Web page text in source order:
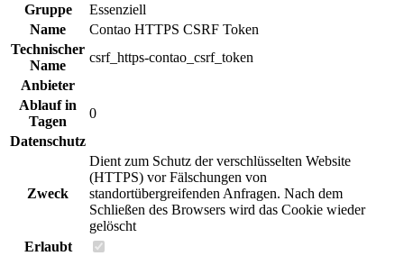
Gruppe
Essenziell
Name
Contao HTTPS CSRF Token
Technischer
Name
csrf_https-contao_csrf_token
Anbieter
Ablauf in
Tagen
0
Datenschutz
Zweck
Dient zum Schutz der verschlüsselten Website
(HTTPS) vor Fälschungen von
standortübergreifenden Anfragen. Nach dem
Schließen des Browsers wird das Cookie wieder
gelöscht
Erlaubt